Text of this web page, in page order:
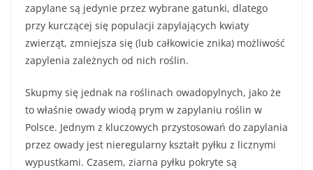
zapylane są jedynie przez wybrane gatunki, dlatego
przy kurczącej się populacji zapylających kwiaty
zwierząt, zmniejsza się (lub całkowicie znika) możliwość
zapylenia zależnych od nich roślin.
Skupmy się jednak na roślinach owadopylnych, jako że
to właśnie owady wiodą prym w zapylaniu roślin w
Polsce. Jednym z kluczowych przystosowań do zapylania
przez owady jest nieregularny kształt pyłku z licznymi
wypustkami. Czasem, ziarna pyłku pokryte są